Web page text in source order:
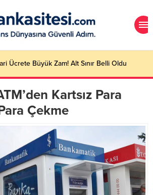
Ücrete Büyük Zam! Alt Sınır Belli Oldu
Kartsız Para
Çekme